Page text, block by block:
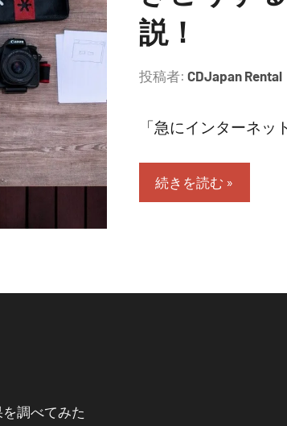
説！
投稿者: CDJapan Rental
「急にインターネ
続きを読む
調べてみた